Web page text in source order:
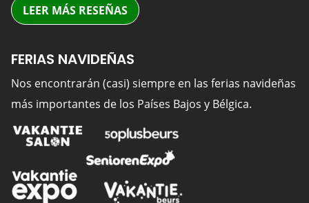
LEER MÁS RESEÑAS
FERIAS NAVIDEÑAS
Nos encontrarán (casi) siempre en las ferias navideñas
más importantes de los Países Bajos y Bélgica.